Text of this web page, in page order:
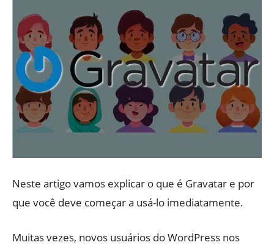
Neste artigo vamos explicar o que é Gravatar e por
que você deve começar a usá-lo imediatamente.
Muitas vezes, novos usuários do WordPress nos